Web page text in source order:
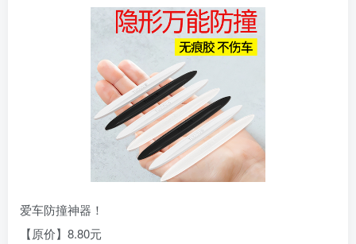
爱车防撞神器！
【原价】8.80元